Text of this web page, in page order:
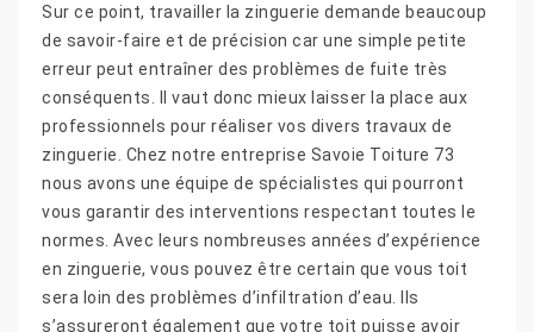
Sur ce point, travailler la zinguerie demande beaucoup
de savoir-faire et de précision car une simple petite
erreur peut entraîner des problèmes de fuite très
conséquents. Il vaut donc mieux laisser la place aux
professionnels pour réaliser vos divers travaux de
zinguerie. Chez notre entreprise Savoie Toiture 73
nous avons une équipe de spécialistes qui pourront
vous garantir des interventions respectant toutes le
normes. Avec leurs nombreuses années d’expérience
en zinguerie, vous pouvez être certain que vous toit
sera loin des problèmes d’infiltration d’eau. Ils
s’assureront également que votre toit puisse avoir